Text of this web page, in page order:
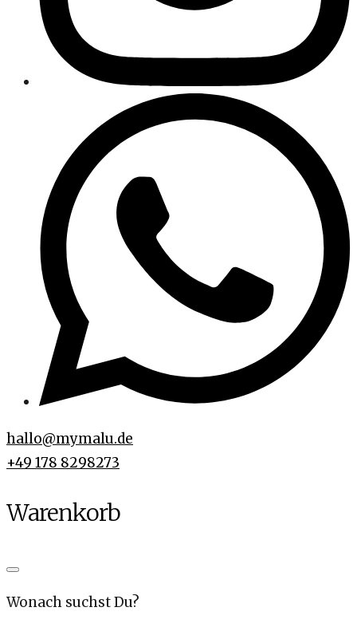
hallo@mymalu.de
+49 178 8298273
Warenkorb
Wonach suchst Du?